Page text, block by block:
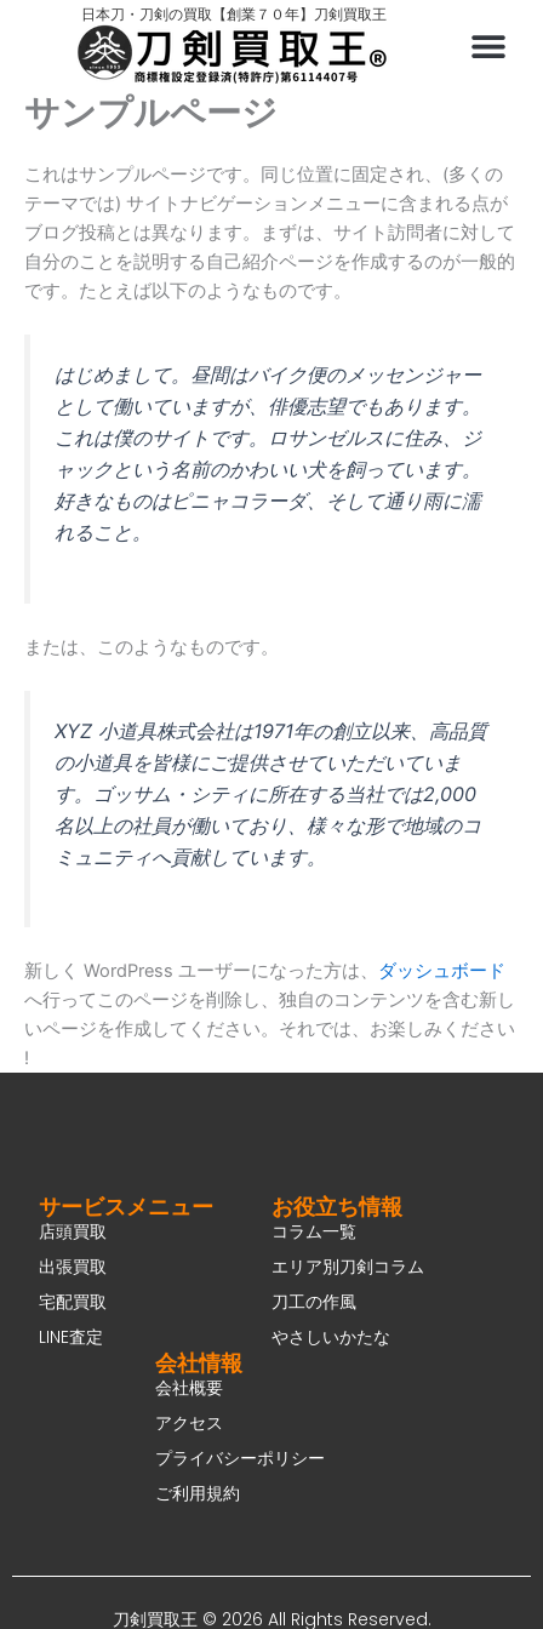
日本刀・刀剣の買取【創業７０年】刀剣買取王
サンプルページ
これはサンプルページです。同じ位置に固定され、(多くの
テーマでは) サイトナビゲーションメニューに含まれる点が
ブログ投稿とは異なります。まずは、サイト訪問者に対して
自分のことを説明する自己紹介ページを作成するのが一般的
です。たとえば以下のようなものです。
はじめまして。昼間はバイク便のメッセンジャー
として働いていますが、俳優志望でもあります。
これは僕のサイトです。ロサンゼルスに住み、ジ
ャックという名前のかわいい犬を飼っています。
好きなものはピニャコラーダ、そして通り雨に濡
れること。
または、このようなものです。
XYZ 小道具株式会社は1971年の創立以来、高品質
の小道具を皆様にご提供させていただいていま
す。ゴッサム・シティに所在する当社では2,000
名以上の社員が働いており、様々な形で地域のコ
ミュニティへ貢献しています。
新しく WordPress ユーザーになった方は、
ダッシュボード
へ行ってこのページを削除し、独自のコンテンツを含む新し
いページを作成してください。それでは、お楽しみください
!
サービスメニュー
店頭買取
出張買取
宅配買取
LINE査定
お役立ち情報
コラム一覧
エリア別刀剣コラム
刀工の作風
やさしいかたな
会社情報
会社概要
アクセス
プライバシーポリシー
ご利用規約
刀剣買取王 © 2026 All Rights Reserved.